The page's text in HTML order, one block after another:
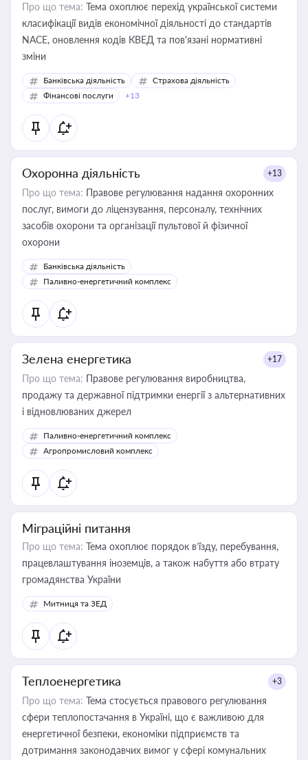
Про що тема: Тема охоплює перехід української системи
класифікації видів економічної діяльності до стандартів
NACE, оновлення кодів КВЕД та пов'язані нормативні
зміни
Банківська діяльність
Страхова діяльність
Фінансові послуги
+13
Охоронна діяльність +13
Про що тема: Правове регулювання надання охоронних
послуг, вимоги до ліцензування, персоналу, технічних
засобів охорони та організації пультової й фізичної
охорони
Банківська діяльність
Паливно-енергетичний комплекс
Зелена енергетика +17
Про що тема: Правове регулювання виробництва,
продажу та державної підтримки енергії з альтернативних
і відновлюваних джерел
Паливно-енергетичний комплекс
Агропромисловий комплекс
Міграційні питання
Про що тема: Тема охоплює порядок в’їзду, перебування,
працевлаштування іноземців, а також набуття або втрату
громадянства України
Митниця та ЗЕД
Теплоенергетика +3
Про що тема: Тема стосується правового регулювання
сфери теплопостачання в Україні, що є важливою для
енергетичної безпеки, економіки підприємств та
дотримання законодавчих вимог у сфері комунальних